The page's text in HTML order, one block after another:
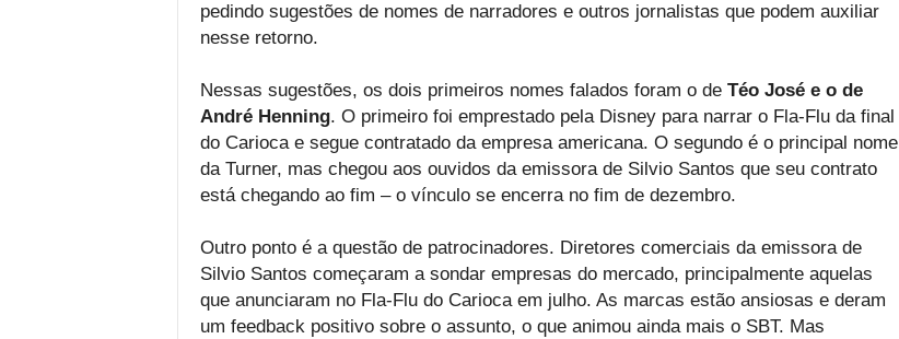
pedindo sugestões de nomes de narradores e outros jornalistas que podem auxiliar
nesse retorno.
Nessas sugestões, os dois primeiros nomes falados foram o de Téo José e o de
André Henning. O primeiro foi emprestado pela Disney para narrar o Fla-Flu da final
do Carioca e segue contratado da empresa americana. O segundo é o principal nome
da Turner, mas chegou aos ouvidos da emissora de Silvio Santos que seu contrato
está chegando ao fim – o vínculo se encerra no fim de dezembro.
Outro ponto é a questão de patrocinadores. Diretores comerciais da emissora de
Silvio Santos começaram a sondar empresas do mercado, principalmente aquelas
que anunciaram no Fla-Flu do Carioca em julho. As marcas estão ansiosas e deram
um feedback positivo sobre o assunto, o que animou ainda mais o SBT. Mas